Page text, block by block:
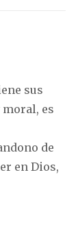
sus
es
de
en Dios,